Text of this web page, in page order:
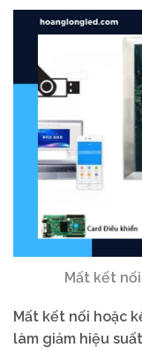
Mất kết
Mất kết nối hoặc
làm giảm hiệu